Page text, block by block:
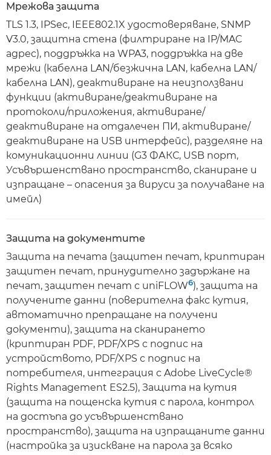
Мрежова защита
TLS 1.3, IPSec, IEEE802.1X удостоверяване, SNMP
V3.0, защитна стена (филтриране на IP/MAC
адрес), поддръжка на WPA3, поддръжка на две
мрежи (кабелна LAN/безжична LAN, кабелна LAN/
кабелна LAN), деактивиране на неизползвани
функции (активиране/деактивиране на
протоколи/приложения, активиране/
деактивиране на отдалечен ПИ, активиране/
деактивиране на USB интерфейс), разделяне на
комуникационни линии (G3 ФАКС, USB порт,
Усъвършенствано пространство, сканиране и
изпращане – опасения за вируси за получаване на
имейл)
Защита на документите
Защита на печата (защитен печат, криптиран
защитен печат, принудително задържане на
печат, защитен печат с uniFLOW6), защита на
получените данни (поверителна факс кутия,
автоматично препращане на получени
документи), защита на сканирането
(криптиран PDF, PDF/XPS с подпис на
устройството, PDF/XPS с подпис на
потребителя, интеграция с Adobe LiveCycle®
Rights Management ES2.5), Защита на кутия
(защита на пощенска кутия с парола, контрол
на достъпа до усъвършенствано
пространство), защита на изпращаните данни
(настройка за изискване на парола за всяко